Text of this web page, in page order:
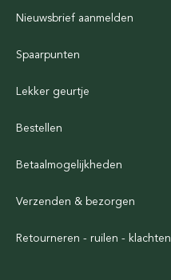
Nieuwsbrief aanmelden
Spaarpunten
Lekker geurtje
Bestellen
Betaalmogelijkheden
Verzenden & bezorgen
Retourneren - ruilen - klachten